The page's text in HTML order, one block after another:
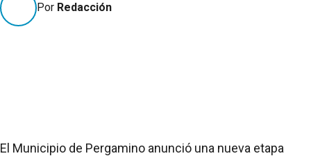
Por Redacción
El Municipio de Pergamino anunció una nueva etapa